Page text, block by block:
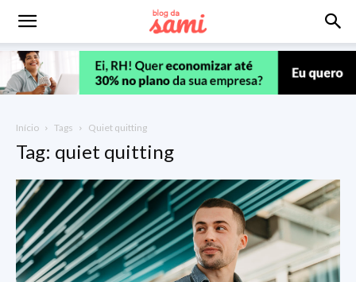
Início Tags Quiet quitting
Tag: quiet quitting